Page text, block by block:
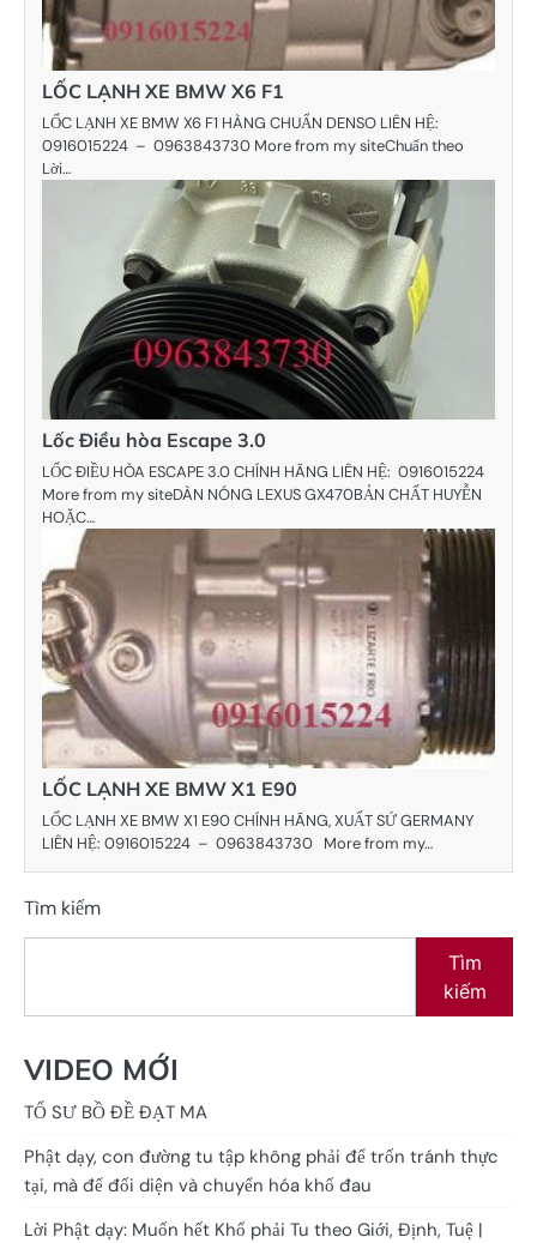
LỐC LẠNH XE BMW X6 F1
LỐC LẠNH XE BMW X6 F1 HÀNG CHUẨN DENSO LIÊN HỆ:
0916015224 – 0963843730 More from my siteChuẩn theo
Lời…
Lốc Điều hòa Escape 3.0
LỐC ĐIỀU HÒA ESCAPE 3.0 CHÍNH HÃNG LIÊN HỆ: 0916015224
More from my siteDÀN NÓNG LEXUS GX470BẢN CHẤT HUYỄN
HOẶC…
LỐC LẠNH XE BMW X1 E90
LỐC LẠNH XE BMW X1 E90 CHÍNH HÃNG, XUẤT SỨ GERMANY
LIÊN HỆ: 0916015224 – 0963843730 More from my…
Tìm kiếm
Tìm
kiếm
VIDEO MỚI
TỔ SƯ BỒ ĐỀ ĐẠT MA
Phật dạy, con đường tu tập không phải để trốn tránh thực
tại, mà để đối diện và chuyển hóa khổ đau
Lời Phật dạy: Muốn hết Khổ phải Tu theo Giới, Định, Tuệ |